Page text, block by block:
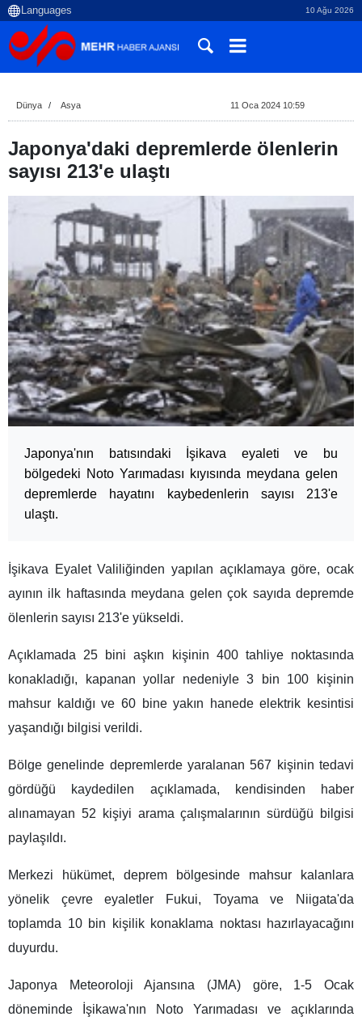
10 Ağu 2026
Dünya Asya 11 Oca 2024 10:59
Japonya'daki depremlerde ölenlerin
sayısı 213'e ulaştı
Japonya'nın batısındaki İşikava eyaleti ve bu
bölgedeki Noto Yarımadası kıyısında meydana gelen
depremlerde hayatını kaybedenlerin sayısı 213'e
ulaştı.
İşikava Eyalet Valiliğinden yapılan açıklamaya göre, ocak
ayının ilk haftasında meydana gelen çok sayıda depremde
ölenlerin sayısı 213'e yükseldi.
Açıklamada 25 bini aşkın kişinin 400 tahliye noktasında
konakladığı, kapanan yollar nedeniyle 3 bin 100 kişinin
mahsur kaldığı ve 60 bine yakın hanede elektrik kesintisi
yaşandığı bilgisi verildi.
Bölge genelinde depremlerde yaralanan 567 kişinin tedavi
gördüğü kaydedilen açıklamada, kendisinden haber
alınamayan 52 kişiyi arama çalışmalarının sürdüğü bilgisi
paylaşıldı.
Merkezi hükümet, deprem bölgesinde mahsur kalanlara
yönelik çevre eyaletler Fukui, Toyama ve Niigata'da
toplamda 10 bin kişilik konaklama noktası hazırlayacağını
duyurdu.
Japonya Meteoroloji Ajansına (JMA) göre, 1-5 Ocak
döneminde İşikawa'nın Noto Yarımadası ve açıklarında